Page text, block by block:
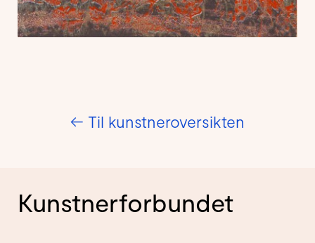
← Til kunstneroversikten
Kunstnerforbundet